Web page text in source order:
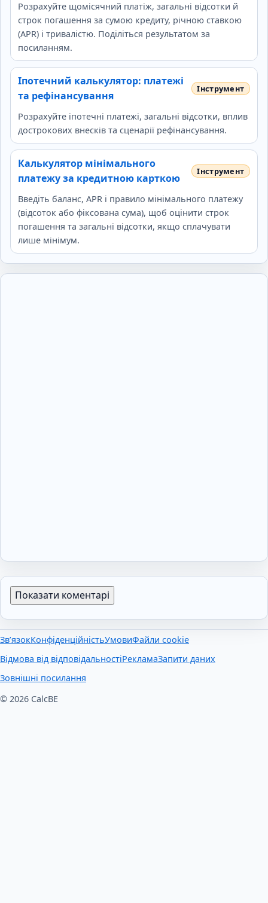
Розрахуйте щомісячний платіж, загальні відсотки й
строк погашення за сумою кредиту, річною ставкою
(APR) і тривалістю. Поділіться результатом за
посиланням.
Іпотечний калькулятор: платежі
та рефінансування
Розрахуйте іпотечні платежі, загальні відсотки, вплив
дострокових внесків та сценарії рефінансування.
Калькулятор мінімального
платежу за кредитною карткою
Введіть баланс, APR і правило мінімального платежу
(відсоток або фіксована сума), щоб оцінити строк
погашення та загальні відсотки, якщо сплачувати
лише мінімум.
Показати коментарі
Зв’язокКонфіденційністьУмовиФайли cookie
Відмова від відповідальностіРекламаЗапити даних
Зовнішні посилання
© 2026 CalcBE